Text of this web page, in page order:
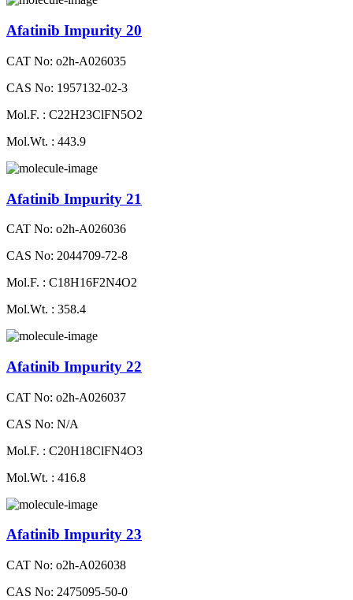
Afatinib Impurity 20
CAT No: o2h-A026035
CAS No: 1957132-02-3
Mol.F. : C22H23ClFN5O2
Mol.Wt. : 443.9
Afatinib Impurity 21
CAT No: o2h-A026036
CAS No: 2044709-72-8
Mol.F. : C18H16F2N4O2
Mol.Wt. : 358.4
Afatinib Impurity 22
CAT No: o2h-A026037
CAS No: N/A
Mol.F. : C20H18ClFN4O3
Mol.Wt. : 416.8
Afatinib Impurity 23
CAT No: o2h-A026038
CAS No: 2475095-50-0